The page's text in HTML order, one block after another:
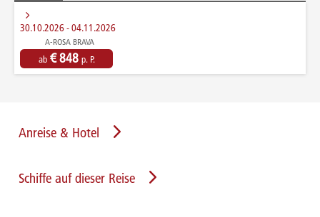
30.10.2026 - 04.11.2026
A-ROSA BRAVA
ab € 848 p. P.
Anreise & Hotel
Schiffe auf dieser Reise